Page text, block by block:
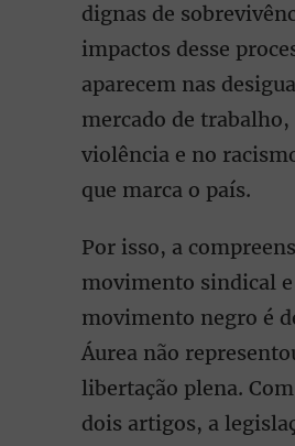
dignas de
impactos desse
aparecem nas
mercado de trabalho,
violência e no
que marca o país.
Por isso, a
movimento sindical
movimento negro é
Áurea não
libertação plena.
dois artigos, a